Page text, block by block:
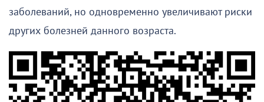
заболеваний, но одновременно увеличивают риски
других болезней данного возраста.